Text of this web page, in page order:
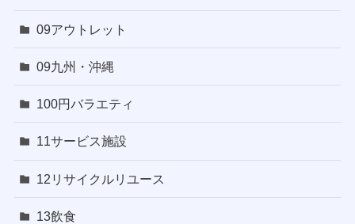
09アウトレット
09九州・沖縄
100円バラエティ
11サービス施設
12リサイクルリユース
13飲食